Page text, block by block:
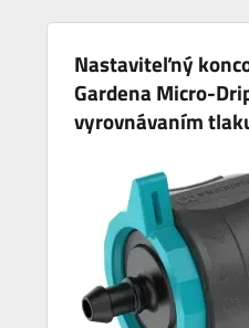
Nastaviteľný
Gardena Micro-
vyrovnávaním